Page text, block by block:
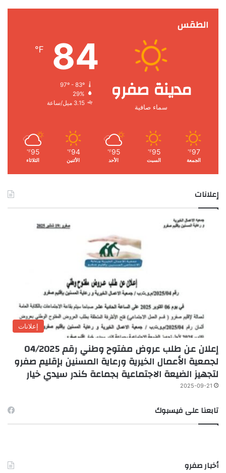
الطقس
مدينة صفرو
سماء صافية
84
℉
97º - 83º
29%
3.15 ميل/ساعة
97
℉
الجمعة
95
℉
السبت
95
℉
الأحد
94
℉
الأثنين
95
℉
الثلاثاء
إعلانات
إعلانات
إعلان عن طلب عروض مفتوح وطني رقم 04/2025
لجمعية الأعمال الخيرية ورعاية المسنين بإقليم صفرو
لتجهيز الضيعة الاجتماعية بجماعة كندر سيدي خيار
2025-09-21
تابعنا على فيسبوك
أخبار صفرو